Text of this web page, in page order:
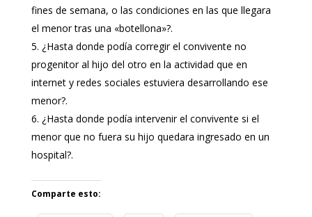
fines de semana, o las condiciones en las que llegara
el menor tras una «botellona»?.
¿Hasta donde podía corregir el convivente no
progenitor al hijo del otro en la actividad que en
internet y redes sociales estuviera desarrollando ese
menor?.
¿Hasta donde podía intervenir el convivente si el
menor que no fuera su hijo quedara ingresado en un
hospital?.
Comparte esto: